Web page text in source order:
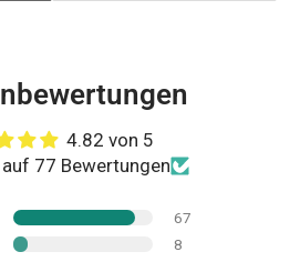
4.82 von 5
77 Bewertungen
67
8